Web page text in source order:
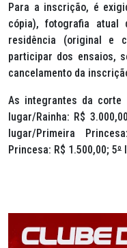
Para a inscrição, é
cópia), fotografia atual
residência (original e
participar dos ensaios,
cancelamento da
As integrantes da corte
lugar/Rainha: R$
lugar/Primeira
Princesa: R$ 1.500,00; 5º